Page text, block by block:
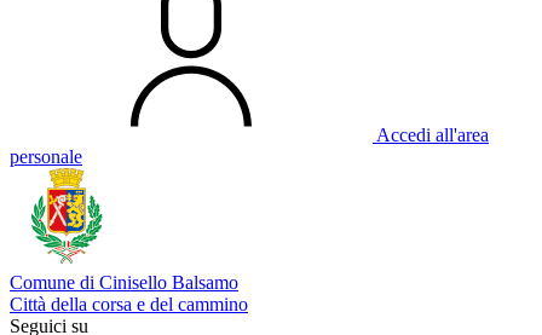
Accedi all'area
personale
Comune di Cinisello Balsamo
Città della corsa e del cammino
Seguici su